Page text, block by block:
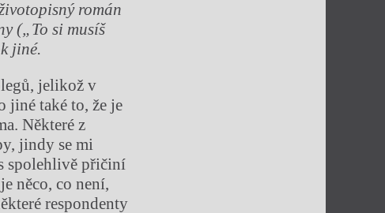
ivotopisnýromán
(„ To si musíš
jiné.
jelikož v
jiné také to, že je
Některé z
jindy se mi
spolehlivě přičiní
něco, co není,
respondenty